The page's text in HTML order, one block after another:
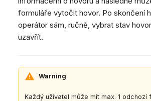
Dashboard
Tickety
Sociální sítě
Můj profil
Pozdravy agentů
CSAT formuláře
Můj
MS
formuláře vytočit hovor. Po skončení
operátor sám, ručně, vybrat stav
uzavřít.
Warning
Každý uživatel může mít max. 1 odchozí